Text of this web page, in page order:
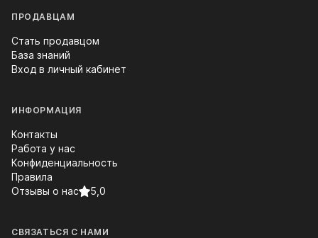
ПРОДАВЦАМ
Стать продавцом
База знаний
Вход в личный кабинет
ИНФОРМАЦИЯ
Контакты
Работа у нас
Конфиденциальность
Правила
Отзывы о нас
5,0
СВЯЗАТЬСЯ С НАМИ